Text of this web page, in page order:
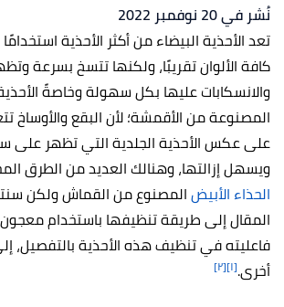
نُشر في 20 نوفمبر 2022
تعد الأحذية البيضاء من أكثر الأحذية
كافة الألوان تقريبًا، ولكنها تتسخ بسرعة
والانسكابات عليها بكل سهولة وخاصةً
المصنوعة من الأقمشة؛ لأن البقع والأوساخ
على عكس الأحذية الجلدية التي تظهر
ويسهل إزالتها، وهنالك العديد من الطرق
الحذاء الأبيضالمصنوع من القماش ولكن
المقال إلى طريقة تنظيفها باستخدام معجون
فاعليته في تنظيف هذه الأحذية
أخرى.[١] [٢]